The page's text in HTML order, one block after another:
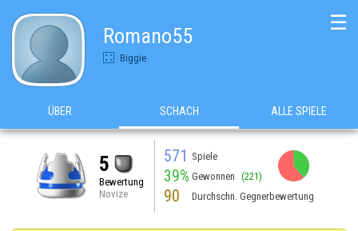
Romano55
Biggie
☰
ÜBER SCHACH ALLE SPIELE
5
Bewertung
Novize
571 Spiele
39% Gewonnen (221)
90 Durchschn. Gegnerbewertung